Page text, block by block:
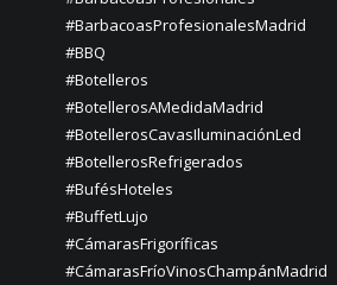
#BarbacoasProfesionalesMadrid
#BBQ
#Botelleros
#BotellerosAMedidaMadrid
#BotellerosCavasIluminaciónLed
#BotellerosRefrigerados
#BufésHoteles
#BuffetLujo
#CámarasFrigoríficas
#CámarasFríoVinosChampánMadrid